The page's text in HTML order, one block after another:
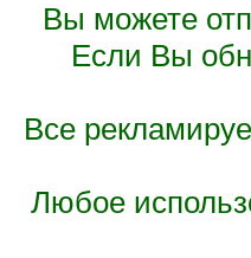
Вы можете
Если Вы
Все
Любое